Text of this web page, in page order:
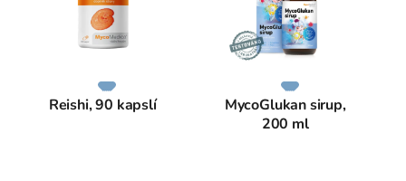
Reishi, 90 kapslí
MycoGlukan sirup,
200 ml